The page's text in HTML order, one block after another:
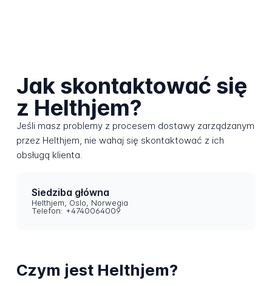
Jak skontaktować się
z Helthjem?
Jeśli masz problemy z procesem dostawy zarządzanym
przez Helthjem, nie wahaj się skontaktować z ich
obsługą klienta.
Siedziba główna
Helthjem, Oslo, Norwegia
Telefon: +4740064009
Czym jest Helthjem?